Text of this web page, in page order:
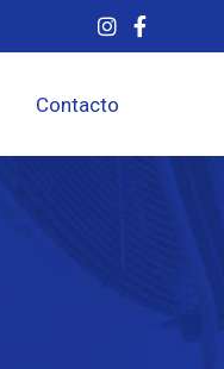
Contacto